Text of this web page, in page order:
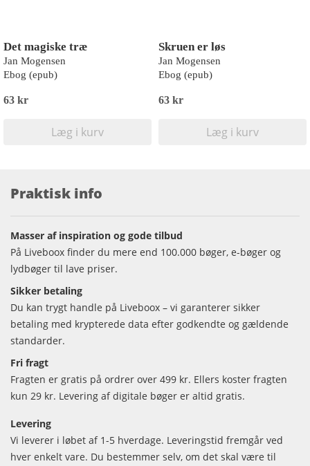
Det magiske træ
Jan Mogensen
Ebog (epub)
63 kr
Læg i kurv
Skruen er løs
Jan Mogensen
Ebog (epub)
63 kr
Læg i kurv
Praktisk info
Masser af inspiration og gode tilbud
På Liveboox finder du mere end 100.000 bøger, e-bøger og
lydbøger til lave priser.
Sikker betaling
Du kan trygt handle på Liveboox – vi garanterer sikker
betaling med krypterede data efter godkendte og gældende
standarder.
Fri fragt
Fragten er gratis på ordrer over 499 kr. Ellers koster fragten
kun 29 kr. Levering af digitale bøger er altid gratis.
Levering
Vi leverer i løbet af 1-5 hverdage. Leveringstid fremgår ved
hver enkelt vare. Du bestemmer selv, om det skal være til